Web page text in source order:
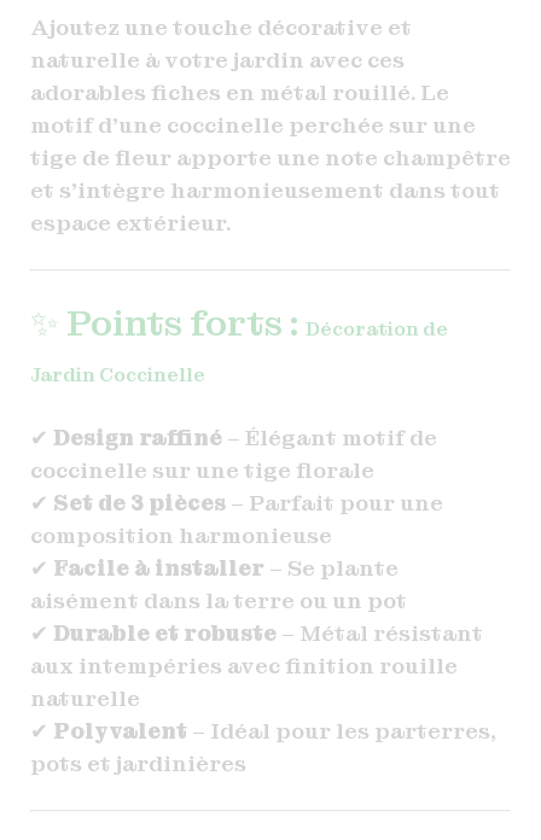
Ajoutez une touche décorative et
naturelle à votre jardin avec ces
adorables fiches en métal rouillé. Le
motif d’une coccinelle perchée sur une
tige de fleur apporte une note champêtre
et s’intègre harmonieusement dans tout
espace extérieur.
✨ Points forts : Décoration de
Jardin Coccinelle
✔ Design raffiné– Élégant motif de
coccinelle sur une tige florale
✔ Set de 3 pièces– Parfait pour une
composition harmonieuse
✔ Facile à installer– Se plante
aisément dans la terre ou un pot
✔ Durable et robuste– Métal résistant
aux intempéries avec finition rouille
naturelle
✔ Polyvalent– Idéal pour les parterres,
pots et jardinières